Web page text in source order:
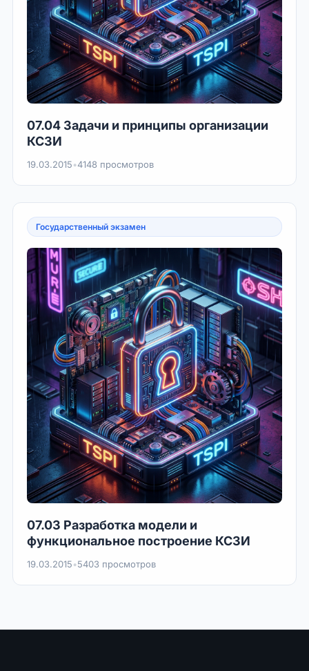
07.04 Задачи и принципы организации
КСЗИ
19.03.2015•4148 просмотров
Государственный экзамен
07.03 Разработка модели и
функциональное построение КСЗИ
19.03.2015•5403 просмотров